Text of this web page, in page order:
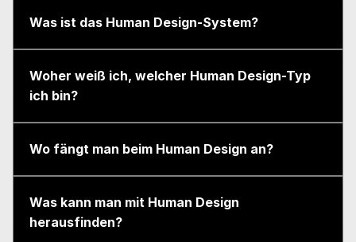
Was ist das Human Design-System?
Woher weiß ich, welcher Human Design-Typ
ich bin?
Wo fängt man beim Human Design an?
Was kann man mit Human Design
herausfinden?